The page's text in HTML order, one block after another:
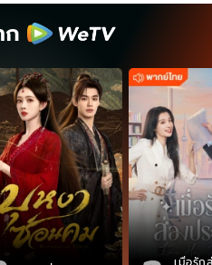
ก
เมื่อรัก